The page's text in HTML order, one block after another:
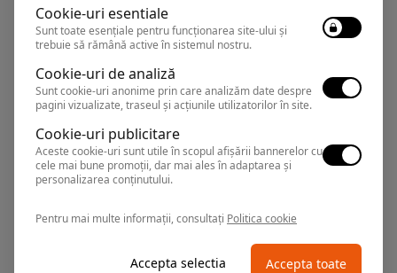
Predeal este cea mai nordica statiune de pe Valea Prahovei,
mare altitudine din Romania (1.030-1.110 m).
Coordonatele Predealului sunt 45’30” latitudine Nordica si
25’26” latitudine Estica. Localitatea se invecineaza cu mai
multe orase, astfel: in Sud cu orasul Azuga, in Sud-Vest cu
orasul Busteni, in Nord-Vest cu orasul Rasnov iar in Nord cu
Municipiul Brasov.
Predealul este asezat pe Valea Prahovei, langa trecatoarea cu
m, intr-o trecatoare intre Muntenia si Transilvania. Localitatea
are ca delimitari raurile Prahova la sud si Timis la nord.
Orasul este delimitat de 3 masive: Postavarul, Piatra Mare si
Cookie-uri esentiale
Sunt toate esențiale pentru funcționarea site-ului și
trebuie să rămână active în sistemul nostru.
Cookie-uri de analiză
Sunt cookie-uri anonime prin care analizăm date despre
pagini vizualizate, traseul și acțiunile utilizatorilor în site.
Cookie-uri publicitare
Aceste cookie-uri sunt utile în scopul afișării bannerelor cu
cele mai bune promoții, dar mai ales în adaptarea și
personalizarea conținutului.
Pentru mai multe informații, consultați Politica cookie
Accepta selectia Accepta toate